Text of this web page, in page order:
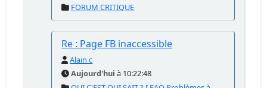
FORUM CRITIQUE
Re : Page FB inaccessible
Alain c
Aujourd'hui à 10:22:48